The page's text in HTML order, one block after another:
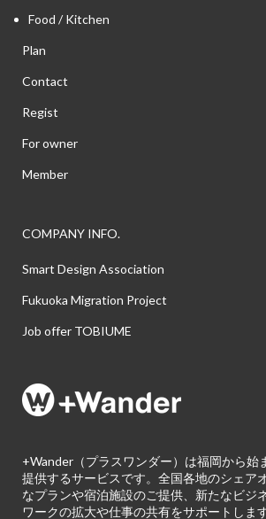
Food / Kitchen
Plan
Contact
Regist
For owner
Member
COMPANY INFO.
Smart Design Association
Fukuoka Migration Project
Job offer TOBIUME
+Wander（プラスワンダー）は福岡から始
提供するサービスです。全国各地のシェア
なプランや宿泊施設のご提供、新たなビジ
ワークの拡大や仕事の共有をサポートします